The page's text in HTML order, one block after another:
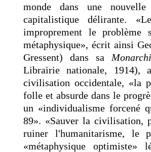
monde dans une
capitalistique délirante.
improprement le problème
métaphysique», écrit ainsi
Gressent) dans sa
Librairie nationale, 1914),
civilisation occidentale, «la
folle et absurde dans le
un «individualisme forcené
89». «Sauver la civilisation,
ruiner l'humanitarisme, le
«métaphysique